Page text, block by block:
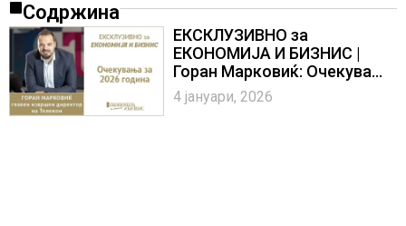
Содржина
ЕКСКЛУЗИВНО за
ЕКОНОМИЈА И БИЗНИС |
Горан Марковиќ: Очекувања
за 2026 година
4 јануари, 2026